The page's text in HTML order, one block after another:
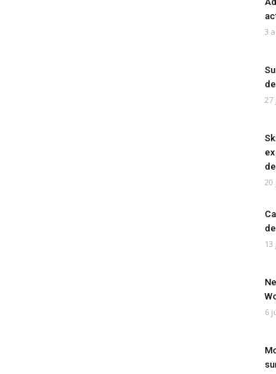
3
27
20
13
6